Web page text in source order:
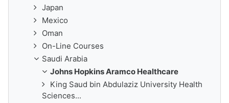
Japan
Mexico
Oman
On-Line Courses
Saudi Arabia
Johns Hopkins Aramco Healthcare
King Saud bin Abdulaziz University Health
Sciences...